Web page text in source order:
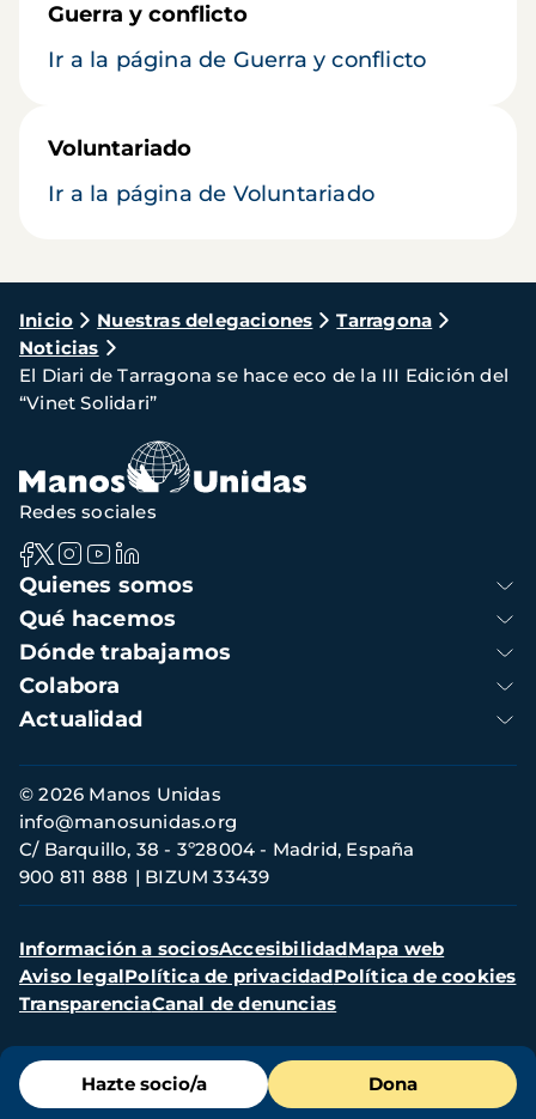
Guerra y conflicto
Ir a la página de Guerra y conflicto
Voluntariado
Ir a la página de Voluntariado
Ruta
de
navegación
Inicio Nuestras delegaciones
Tarragona
Noticias
El Diari de Tarragona se hace eco de la III Edición del
“Vinet Solidari”
Menú
de
Hazte socio/a Dona
Navegación
principal
Quienes somos
Qué hacemos
Dónde trabajamos
Colabora
Actualidad
Redes sociales
Información
de
contacto
© 2026 Manos Unidas
C/ Barquillo, 38 - 3º28004 - Madrid, España
900 811 888
BIZUM 33439
info@manosunidas.org
Menú
secundario
Información a sociosAccesibilidadMapa web
Aviso legalPolítica de privacidadPolítica de cookies
TransparenciaCanal de denuncias